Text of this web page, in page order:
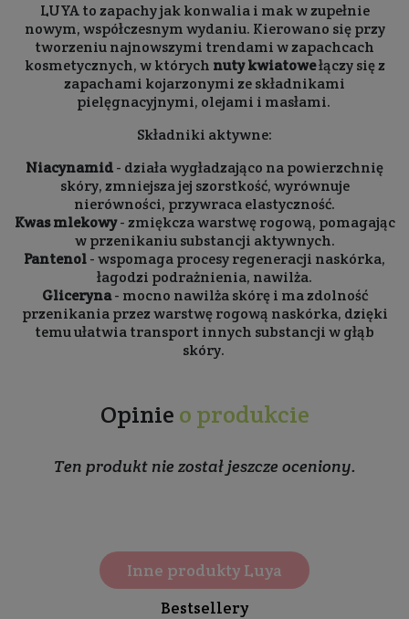
LUYA to zapachy jak konwalia i mak w zupełnie
nowym, współczesnym wydaniu. Kierowano się przy
tworzeniu najnowszymi trendami w zapachcach
kosmetycznych, w których nuty kwiatowełączy się z
zapachami kojarzonymi ze składnikami
pielęgnacyjnymi, olejami i masłami.
Składniki aktywne:
Niacynamid- działa wygładzająco na powierzchnię
skóry, zmniejsza jej szorstkość, wyrównuje
nierówności, przywraca elastyczność.
Kwas mlekowy- zmiękcza warstwę rogową, pomagając
w przenikaniu substancji aktywnych.
Pantenol- wspomaga procesy regeneracji naskórka,
łagodzi podrażnienia, nawilża.
Gliceryna- mocno nawilża skórę i ma zdolność
przenikania przez warstwę rogową naskórka, dzięki
temu ułatwia transport innych substancji w głąb
skóry.
Opinie o produkcie
Ten produkt nie został jeszcze oceniony.
Inne produkty Luya
Bestsellery